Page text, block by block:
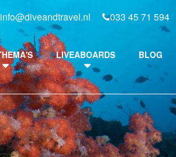
info@diveandtravel.nl 033 45 71 594
LIVEABOARDS BLOG